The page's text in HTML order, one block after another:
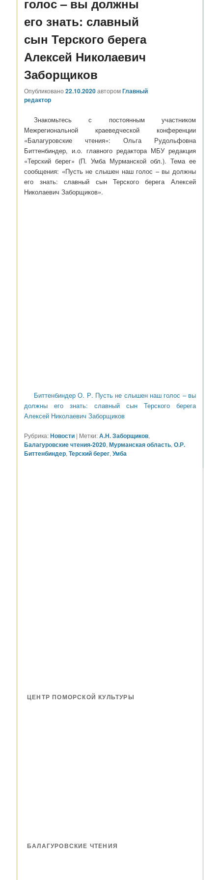
голос – вы должны
его знать: славный
сын Терского берега
Алексей Николаевич
Заборщиков
Опубликовано22.10.2020авторомГлавный
редактор
Знакомьтесь с постоянным участником
Межрегиональной краеведческой конференции
«Балагуровские чтения»: Ольга Рудольфовна
Биттенбиндер, и.о. главного редактора МБУ редакция
«Терский берег» (П. Умба Мурманской обл.). Тема ее
сообщения: «Пусть не слышен наш голос – вы должны
его знать: славный сын Терского берега Алексей
Николаевич Заборщиков».
Биттенбиндер О. Р. Пусть не слышен наш голос – вы
должны его знать: славный сын Терского берега
Алексей Николаевич Заборщиков
Рубрика:Новости | Метки:А.Н. Заборщиков,
Балагуровские чтения-2020,Мурманская область,О.Р.
Биттенбиндер,Терский берег,Умба
ЦЕНТР ПОМОРСКОЙ КУЛЬТУРЫ
БАЛАГУРОВСКИЕ ЧТЕНИЯ